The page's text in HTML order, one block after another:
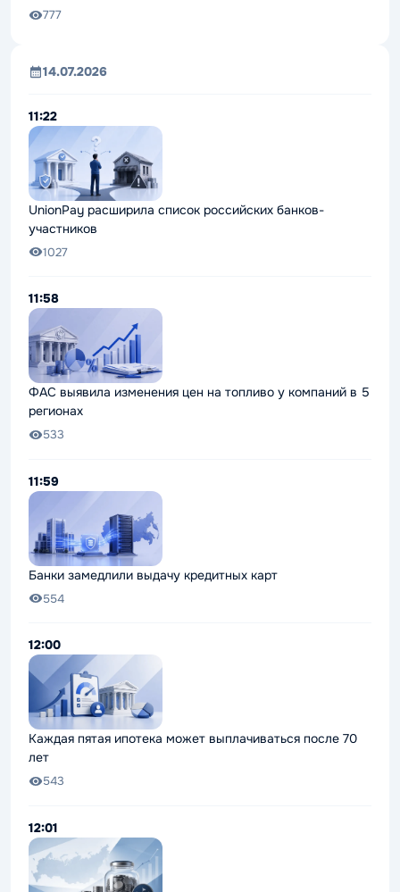
777
14.07.2026
11:22
UnionPay расширила список российских банков-
участников
1027
11:58
ФАС выявила изменения цен на топливо у компаний в 5
регионах
533
11:59
Банки замедлили выдачу кредитных карт
554
12:00
Каждая пятая ипотека может выплачиваться после 70
лет
543
12:01